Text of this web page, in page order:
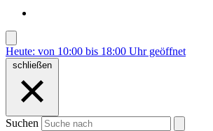
Heute: von 10:00 bis 18:00 Uhr geöffnet
schließen
Suchen